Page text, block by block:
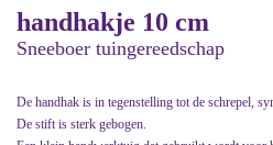
handhakje 10 cm
Sneeboer tuingereedschap
De handhak is in tegenstelling tot de schrepel,
De stift is sterk gebogen.